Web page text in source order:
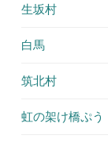
生坂村
白馬
筑北村
虹の架け橋ぷう